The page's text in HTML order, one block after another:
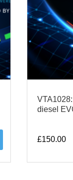
diesel
£150.00